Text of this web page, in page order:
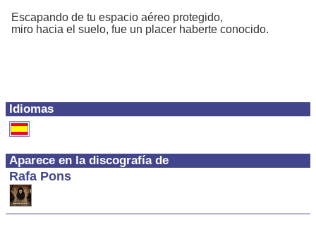
Idiomas
Aparece en la discografía de
Rafa Pons
Escapando de tu espacio aéreo protegido,
miro hacia el suelo, fue un placer haberte conocido.